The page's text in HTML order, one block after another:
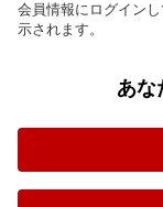
会員情報にログイン
示されます。
あな